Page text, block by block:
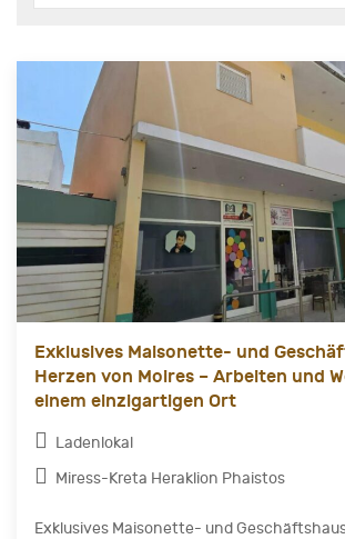
Exklusives Maisonette- und
Herzen von Moires – Arbeiten und
einem einzigartigen Ort
Ladenlokal
Miress-Kreta Heraklion Phaistos
Exklusives Maisonette- und